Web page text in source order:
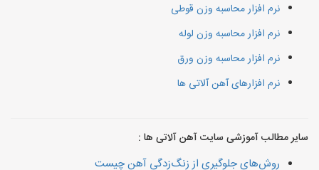
نرم افزار محاسبه وزن قوطی
نرم افزار محاسبه وزن لوله
نرم افزار محاسبه وزن ورق
نرم افزارهای آهن آلاتی ها
سایر مطالب آموزشی سایت آهن آلاتی ها :
روش‌های جلوگیری از زنگ‌زدگی آهن چیست